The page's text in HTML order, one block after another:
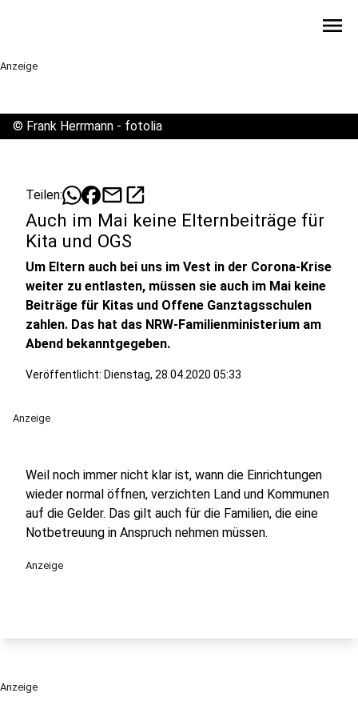
menu
Anzeige
© Frank Herrmann - fotolia
Teilen: mailopen_in_new
Auch im Mai keine Elternbeiträge für
Kita und OGS
Um Eltern auch bei uns im Vest in der Corona-Krise
weiter zu entlasten, müssen sie auch im Mai keine
Beiträge für Kitas und Offene Ganztagsschulen
zahlen. Das hat das NRW-Familienministerium am
Abend bekanntgegeben.
Veröffentlicht: Dienstag, 28.04.2020 05:33
Anzeige
Weil noch immer nicht klar ist, wann die Einrichtungen
wieder normal öffnen, verzichten Land und Kommunen
auf die Gelder. Das gilt auch für die Familien, die eine
Notbetreuung in Anspruch nehmen müssen.
Anzeige
Anzeige